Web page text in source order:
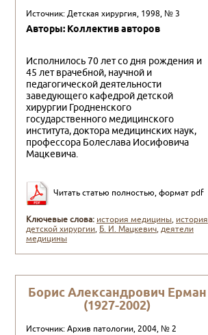
Источник: Детская хирургия, 1998, № 3
Авторы: Коллектив авторов
Исполнилось 70 лет со дня рождения и
45 лет врачебной, научной и
педагогической деятельности
заведующего кафед­рой детской
хирургии Гродненского
государственного меди­цинского
института, доктора медицинских наук,
профессора Болеслава Иосифовича
Мацкевича.
Читать статью полностью, формат pdf
Ключевые слова: история медицины, история
детской хирургии, Б. И. Мацкевич,деятели
медицины
Борис Александрович Ерман
(1927-2002)
Источник: Архив патологии, 2004, № 2